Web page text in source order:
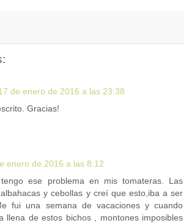
de enero de 2016 a las 23:38
Gracias!
enero de 2016 a las 8:12
ese problema en mis tomateras. Las
y cebollas y creí que esto,iba a ser
fui una semana de vacaciones y cuando
llena de estos bichos , montones imposibles